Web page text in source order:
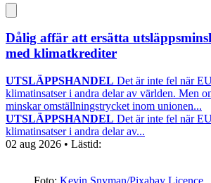
Dålig affär att ersätta
med klimatkrediter
UTSLÄPPSHANDEL Det är inte fel när
klimatinsatser i andra delar av världen. Men
minskar omställningstrycket inom unionen...
UTSLÄPPSHANDEL Det är inte fel när
klimatinsatser i andra delar av...
02 aug 2026 • Lästid: